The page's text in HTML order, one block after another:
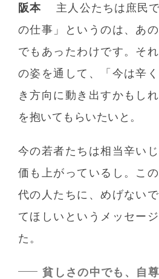
阪本
主人公たちは庶民
の仕事」というのは、あ
でもあったわけです。そ
の姿を通して、「今は辛
き方向に動き出すかもし
を抱いてもらいたいと。
今の若者たちは相当辛い
価も上がっているし。こ
代の人たちに、めげない
てほしいというメッセー
た。
貧しさの中でも、自